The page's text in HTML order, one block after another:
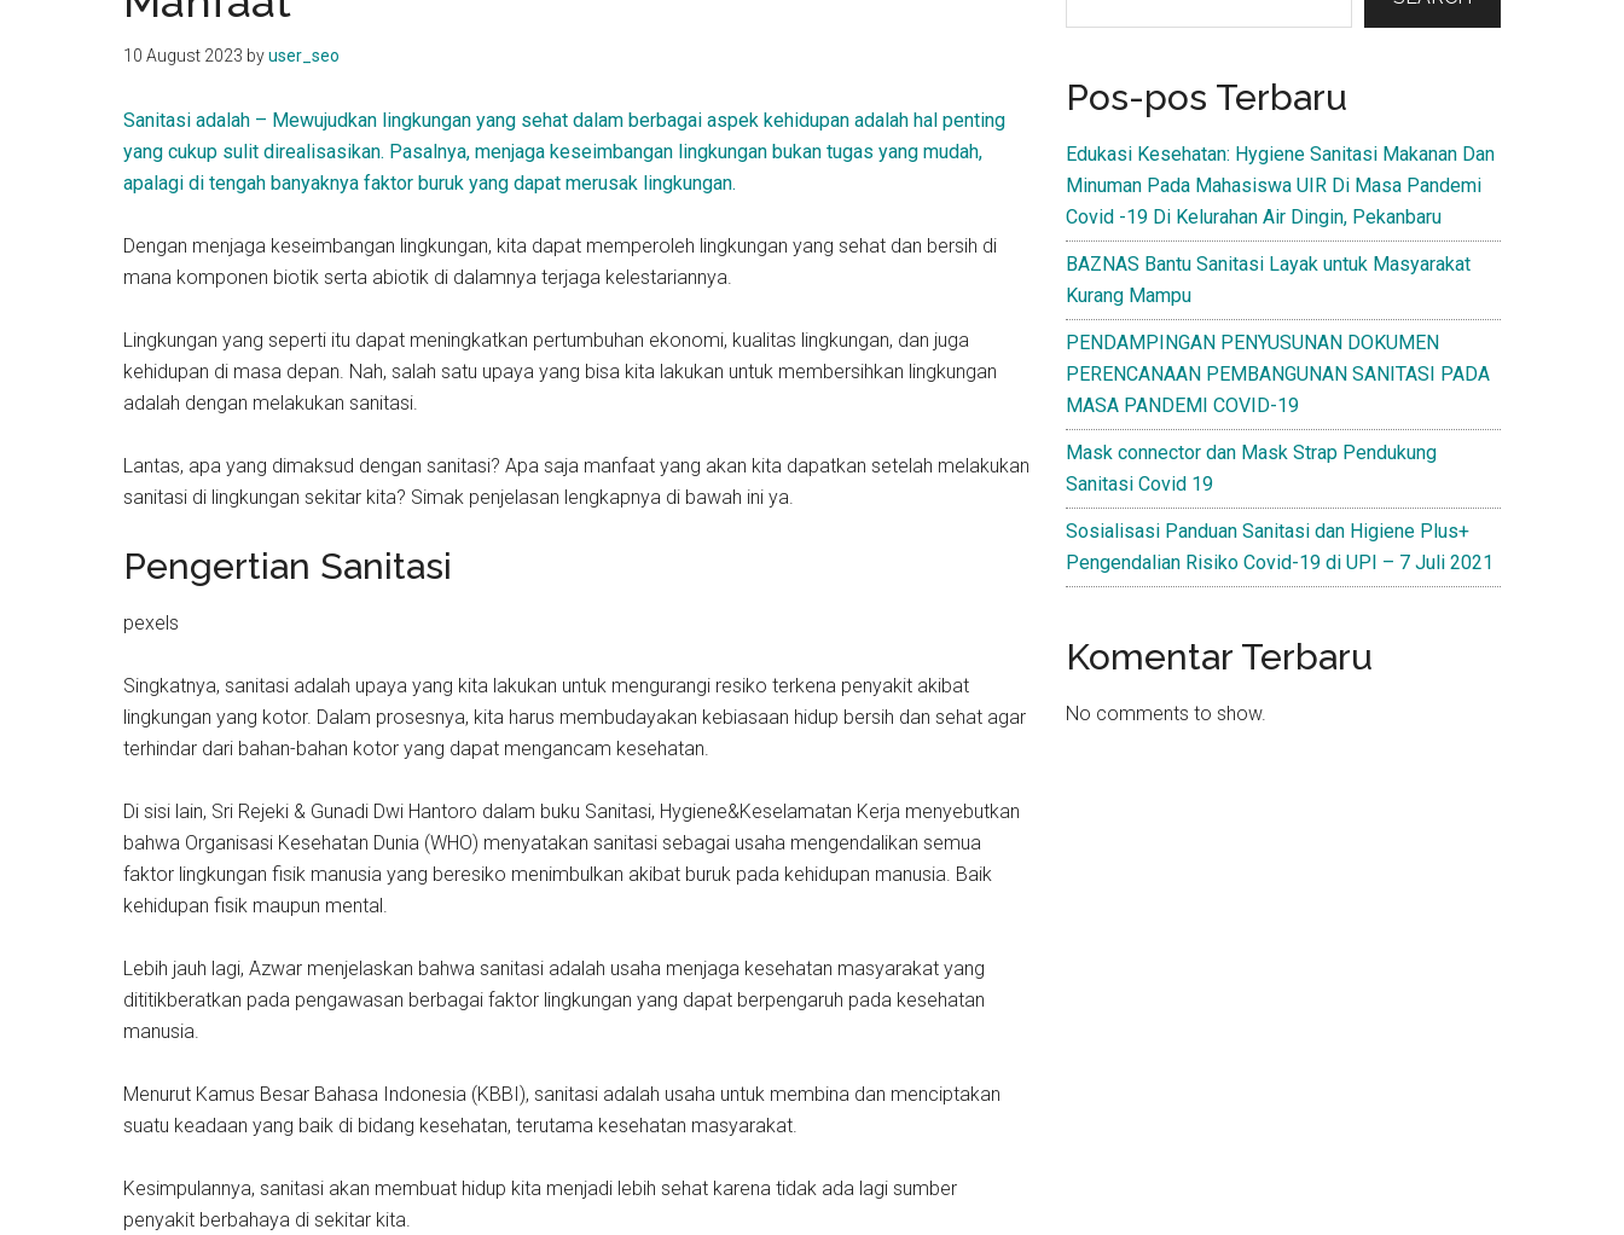
kit
indonesia
10 August 2023 byuser_seo
Sanitasi adalah – Mewujudkan lingkungan yang sehat dalam berbagai aspek kehidupan adalah hal penting
yang cukup sulit direalisasikan. Pasalnya, menjaga keseimbangan lingkungan bukan tugas yang mudah,
apalagi di tengah banyaknya faktor buruk yang dapat merusak lingkungan.
Dengan menjaga keseimbangan lingkungan, kita dapat memperoleh lingkungan yang sehat dan bersih di
mana komponen biotik serta abiotik di dalamnya terjaga kelestariannya.
Lingkungan yang seperti itu dapat meningkatkan pertumbuhan ekonomi, kualitas lingkungan, dan juga
kehidupan di masa depan. Nah, salah satu upaya yang bisa kita lakukan untuk membersihkan lingkungan
adalah dengan melakukan sanitasi.
Lantas, apa yang dimaksud dengan sanitasi? Apa saja manfaat yang akan kita dapatkan setelah melakukan
sanitasi di lingkungan sekitar kita? Simak penjelasan lengkapnya di bawah ini ya.
Pengertian Sanitasi
pexels
Singkatnya, sanitasi adalah upaya yang kita lakukan untuk mengurangi resiko terkena penyakit akibat
lingkungan yang kotor. Dalam prosesnya, kita harus membudayakan kebiasaan hidup bersih dan sehat agar
terhindar dari bahan-bahan kotor yang dapat mengancam kesehatan.
Di sisi lain, Sri Rejeki & Gunadi Dwi Hantoro dalam buku Sanitasi, Hygiene&Keselamatan Kerja menyebutkan
bahwa Organisasi Kesehatan Dunia (WHO) menyatakan sanitasi sebagai usaha mengendalikan semua
faktor lingkungan fisik manusia yang beresiko menimbulkan akibat buruk pada kehidupan manusia. Baik
kehidupan fisik maupun mental.
Lebih jauh lagi, Azwar menjelaskan bahwa sanitasi adalah usaha menjaga kesehatan masyarakat yang
dititikberatkan pada pengawasan berbagai faktor lingkungan yang dapat berpengaruh pada kesehatan
manusia.
Menurut Kamus Besar Bahasa Indonesia (KBBI), sanitasi adalah usaha untuk membina dan menciptakan
suatu keadaan yang baik di bidang kesehatan, terutama kesehatan masyarakat.
Kesimpulannya, sanitasi akan membuat hidup kita menjadi lebih sehat karena tidak ada lagi sumber
penyakit berbahaya di sekitar kita.
Pos-pos Terbaru
Edukasi Kesehatan: Hygiene Sanitasi Makanan Dan
Minuman Pada Mahasiswa UIR Di Masa Pandemi
Covid -19 Di Kelurahan Air Dingin, Pekanbaru
BAZNAS Bantu Sanitasi Layak untuk Masyarakat
Kurang Mampu
PENDAMPINGAN PENYUSUNAN DOKUMEN
PERENCANAAN PEMBANGUNAN SANITASI PADA
MASA PANDEMI COVID-19
Mask connector dan Mask Strap Pendukung
Sanitasi Covid 19
Sosialisasi Panduan Sanitasi dan Higiene Plus+
Pengendalian Risiko Covid-19 di UPI – 7 Juli 2021
Komentar Terbaru
No comments to show.